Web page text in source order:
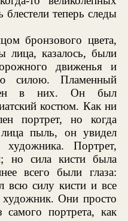
теперь следы
бронзового цвета,
лица, казалось, были
движенья и
силою. Пламенный
в них. Он был
костюм. Как ни
портрет, но когда
пыль, он увидел
Портрет,
но сила кисти была
всего были глаза:
всю силу кисти и все
художник. Они просто
самого портрета, как